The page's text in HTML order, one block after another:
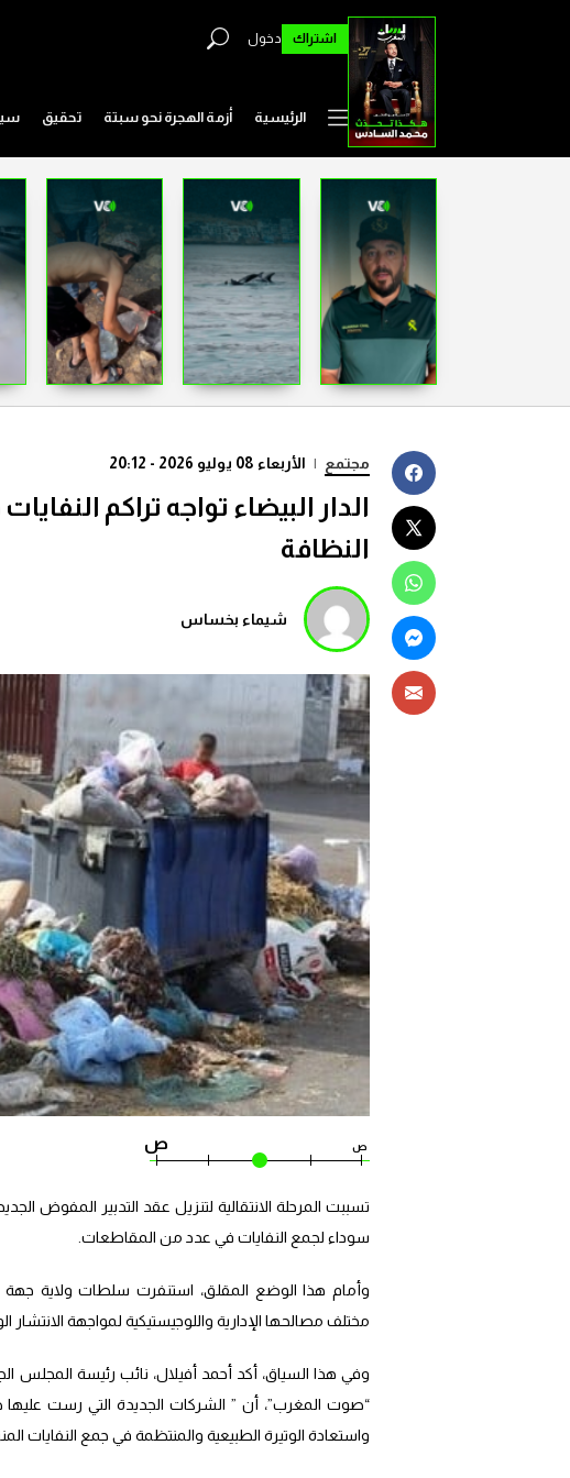
اشتراك دخول
الرئيسية أزمة الهجرة نحو سبتة تحقيق
مجتمع | الأربعاء 08 يوليو 2026 - 20:12
الدار البيضاء تواجه تراكم
النظافة
شيماء بخساس
ص ص
تسببت المرحلة الانتقالية لتنزيل عقد التدبير المفوض
سوداء لجمع النفايات في عدد من المقاطعات.
وأمام هذا الوضع المقلق، استنفرت سلطات ولاية جهة
مختلف مصالحها الإدارية واللوجيستيكية لمواجهة الانتشار
وفي هذا السياق، أكد أحمد أفيلال، نائب رئيسة المجلس
“صوت المغرب”، أن ” الشركات الجديدة التي رست
واستعادة الوتيرة الطبيعية والمنتظمة في جمع النفايات